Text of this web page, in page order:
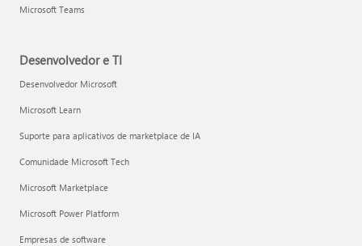
Microsoft Teams
Desenvolvedor e TI
Desenvolvedor Microsoft
Microsoft Learn
Suporte para aplicativos de marketplace de IA
Comunidade Microsoft Tech
Microsoft Marketplace
Microsoft Power Platform
Empresas de software